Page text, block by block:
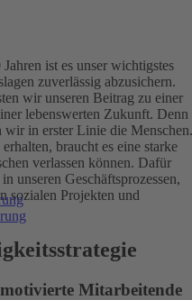
ist es unser wichtigstes
zuverlässig abzusichern.
wir unseren Beitrag zu einer
lebenswerten Zukunft. Denn
wir in erster Linie die Menschen.
braucht es eine starke
verlassen können. Dafür
unseren Geschäftsprozessen,
sozialen Projekten und
Mitarbeitende